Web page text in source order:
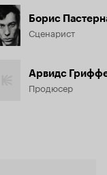
Борис
Сценарист
Арвидс
Продюсер